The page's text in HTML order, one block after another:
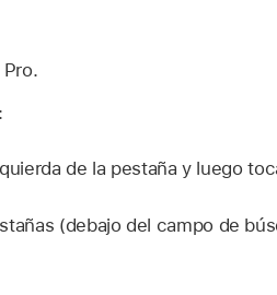
de la pestaña y luego
(debajo del campo de